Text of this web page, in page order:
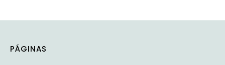
PÁGINAS